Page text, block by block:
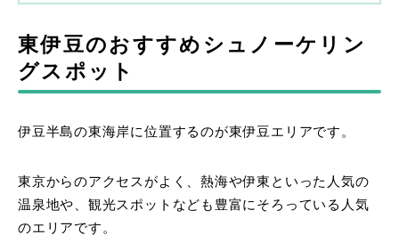
東伊豆のおすすめシュノーケリン
グスポット
伊豆半島の東海岸に位置するのが東伊豆エリアです。
東京からのアクセスがよく、熱海や伊東といった人気の
温泉地や、観光スポットなども豊富にそろっている人気
のエリアです。